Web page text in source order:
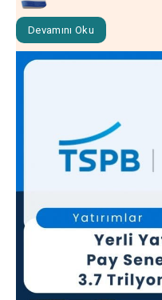
Devamını Oku